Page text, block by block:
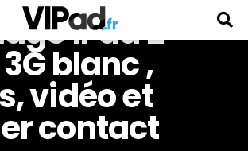
iPad 2
blanc ,
vidéo et
contact